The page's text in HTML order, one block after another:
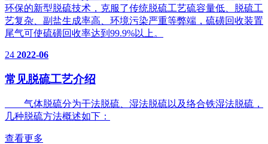
环保的新型脱硫技术，克服了传统脱硫工艺硫容量低、脱硫工
艺复杂、副盐生成率高、环境污染严重等弊端，硫磺回收装置
尾气可使硫磺回收率达到99.9%以上。
24 2022-06
常见脱硫工艺介绍
气体脱硫分为干法脱硫、湿法脱硫以及络合铁湿法脱硫，
几种脱硫方法概述如下：
查看更多